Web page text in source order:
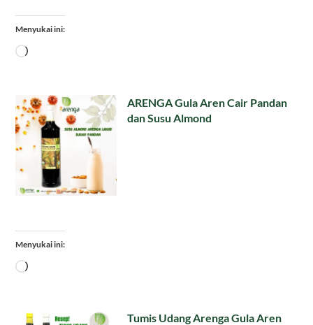
Menyukai ini:
Memuat...
ARENGA Gula Aren Cair Pandan
dan Susu Almond
Menyukai ini:
Memuat...
Tumis Udang Arenga Gula Aren